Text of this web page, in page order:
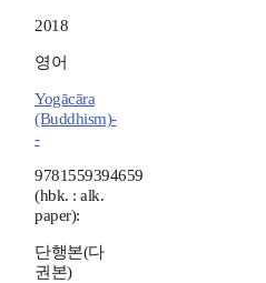
2018
영어
Yogācāra
(Buddhism)-
-
9781559394659
(hbk. : alk.
paper):
단행본(다
권본)